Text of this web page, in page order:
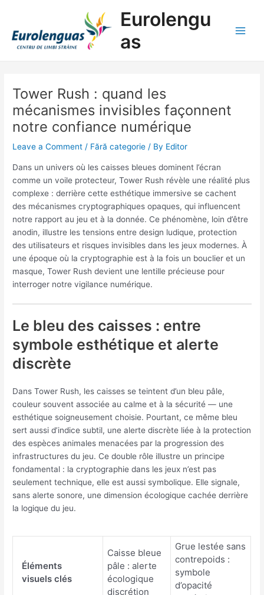
content
Eurolengu
as
Tower Rush : quand les
mécanismes invisibles façonnent
notre confiance numérique
Leave a Comment / Fără categorie / By Editor
Dans un univers où les caisses bleues dominent l’écran
comme un voile protecteur, Tower Rush révèle une réalité plus
complexe : derrière cette esthétique immersive se cachent
des mécanismes cryptographiques opaques, qui influencent
notre rapport au jeu et à la donnée. Ce phénomène, loin d’être
anodin, illustre les tensions entre design ludique, protection
des utilisateurs et risques invisibles dans les jeux modernes. À
une époque où la cryptographie est à la fois un bouclier et un
masque, Tower Rush devient une lentille précieuse pour
interroger notre vigilance numérique.
Le bleu des caisses : entre
symbole esthétique et alerte
discrète
Dans Tower Rush, les caisses se teintent d’un bleu pâle,
couleur souvent associée au calme et à la sécurité — une
esthétique soigneusement choisie. Pourtant, ce même bleu
sert aussi d’indice subtil, une alerte discrète liée à la protection
des espèces animales menacées par la progression des
infrastructures du jeu. Ce double rôle illustre un principe
fondamental : la cryptographie dans les jeux n’est pas
seulement technique, elle est aussi symbolique. Elle signale,
sans alerte sonore, une dimension écologique cachée derrière
la logique du jeu.
Éléments
visuels clés
Caisse bleue
pâle : alerte
écologique
discrétion
Grue lestée sans
contrepoids :
symbole
d’opacité